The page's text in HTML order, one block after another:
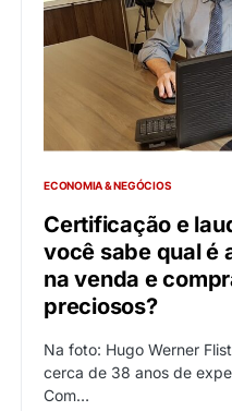
ECONOMIA & NEGÓCIOS
Certificação e
você sabe qual é
na venda e
preciosos?
Na foto: Hugo Werner
cerca de 38 anos de
Com…